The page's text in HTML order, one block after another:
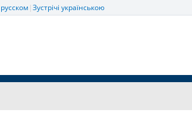
|Зустрічі українською